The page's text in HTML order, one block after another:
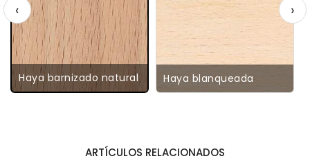
Haya barnizado natural Haya blanqueada
‹ ›
ARTÍCULOS RELACIONADOS